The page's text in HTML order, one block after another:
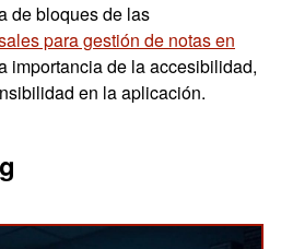
de bloques de las
para gestión de notas en
importancia de la accesibilidad,
en la aplicación.